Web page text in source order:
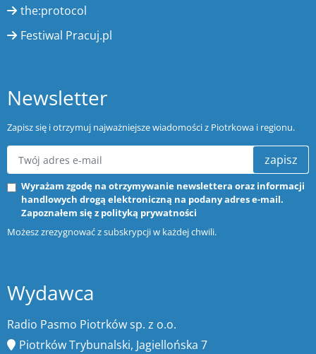
the:protocol
Festiwal Pracuj.pl
Newsletter
Zapisz się i otrzymuj najważniejsze wiadomości z Piotrkowa i regionu.
zapisz
Wyrażam zgodę na otrzymywanie newslettera oraz informacji
handlowych drogą elektroniczną na podany adres e-mail.
Zapoznałem się z polityką prywatności
Możesz zrezygnować z subskrypcji w każdej chwili.
Wydawca
Radio Pasmo Piotrków sp. z o.o.
Piotrków Trybunalski, Jagiellońska 7